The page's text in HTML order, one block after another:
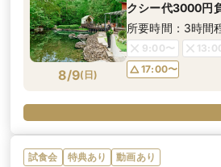
8/9( 日)
クシー代3000円
所要時間：3時間
9:00〜
17:00〜
試食会 特典あり 動画あり